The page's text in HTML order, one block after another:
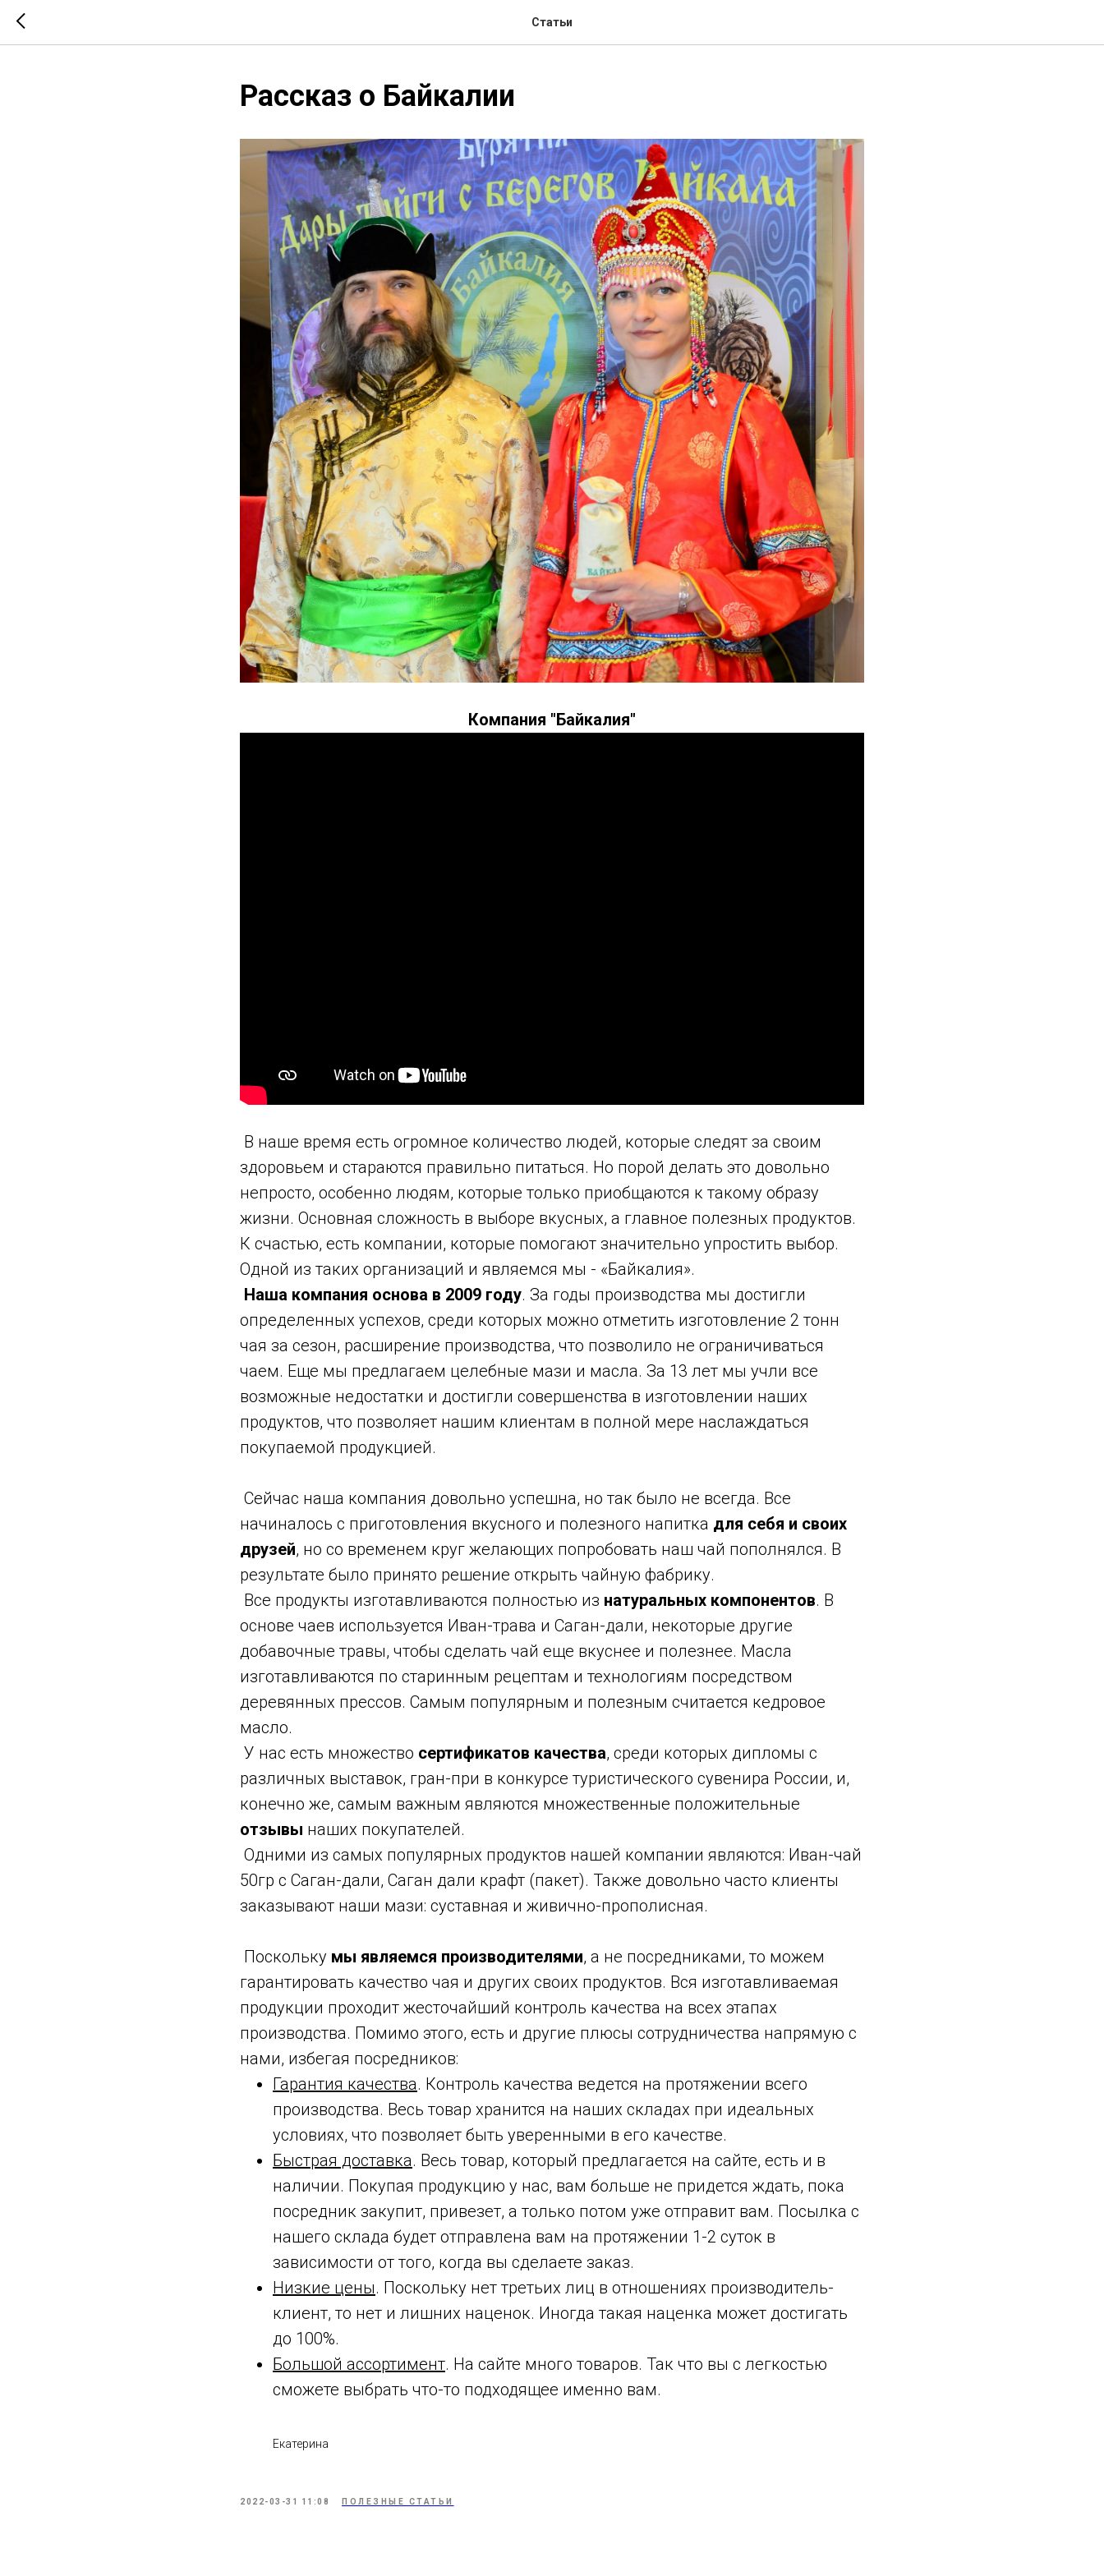
Статьи
Рассказ о Байкалии
Компания "Байкалия"
В наше время есть огромное количество людей, которые следят за своим
здоровьем и стараются правильно питаться. Но порой делать это довольно
непросто, особенно людям, которые только приобщаются к такому образу
жизни. Основная сложность в выборе вкусных, а главное полезных продуктов.
К счастью, есть компании, которые помогают значительно упростить выбор.
Одной из таких организаций и являемся мы - «Байкалия».
Наша компания основа в 2009 году. За годы производства мы достигли
определенных успехов, среди которых можно отметить изготовление 2 тонн
чая за сезон, расширение производства, что позволило не ограничиваться
чаем. Еще мы предлагаем целебные мази и масла. За 13 лет мы учли все
возможные недостатки и достигли совершенства в изготовлении наших
продуктов, что позволяет нашим клиентам в полной мере наслаждаться
покупаемой продукцией.
Сейчас наша компания довольно успешна, но так было не всегда. Все
начиналось с приготовления вкусного и полезного напитка для себя и своих
друзей, но со временем круг желающих попробовать наш чай пополнялся. В
результате было принято решение открыть чайную фабрику.
Все продукты изготавливаются полностью из натуральных компонентов. В
основе чаев используется Иван-трава и Саган-дали, некоторые другие
добавочные травы, чтобы сделать чай еще вкуснее и полезнее. Масла
изготавливаются по старинным рецептам и технологиям посредством
деревянных прессов. Самым популярным и полезным считается кедровое
масло.
У нас есть множество сертификатов качества, среди которых дипломы с
различных выставок, гран-при в конкурсе туристического сувенира России, и,
конечно же, самым важным являются множественные положительные
отзывы наших покупателей.
Одними из самых популярных продуктов нашей компании являются: Иван-чай
50гр с Cаган-дали, Саган дали крафт (пакет). Также довольно часто клиенты
заказывают наши мази: суставная и живично-прополисная.
Поскольку мы являемся производителями, а не посредниками, то можем
гарантировать качество чая и других своих продуктов. Вся изготавливаемая
продукции проходит жесточайший контроль качества на всех этапах
производства. Помимо этого, есть и другие плюсы сотрудничества напрямую с
нами, избегая посредников:
Гарантия качества. Контроль качества ведется на протяжении всего
производства. Весь товар хранится на наших складах при идеальных
условиях, что позволяет быть уверенными в его качестве.
Быстрая доставка. Весь товар, который предлагается на сайте, есть и в
наличии. Покупая продукцию у нас, вам больше не придется ждать, пока
посредник закупит, привезет, а только потом уже отправит вам. Посылка с
нашего склада будет отправлена вам на протяжении 1-2 суток в
зависимости от того, когда вы сделаете заказ.
Низкие цены. Поскольку нет третьих лиц в отношениях производитель-
клиент, то нет и лишних наценок. Иногда такая наценка может достигать
до 100%.
Большой ассортимент. На сайте много товаров. Так что вы с легкостью
сможете выбрать что-то подходящее именно вам.
Екатерина
2022-03-31 11:08 ПОЛЕЗНЫЕ СТАТЬИ